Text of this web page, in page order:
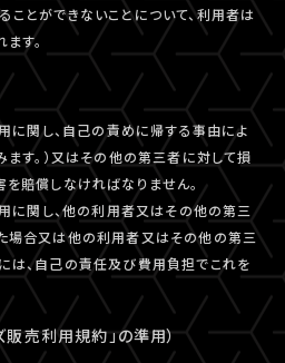
とができないことについて、利用者は
す。
に関し、自己の責めに帰する事由によ
ます。）又はその他の第三者に対して損
賠償しなければなりません。
に関し、他の利用者又はその他の第三
場合又は他の利用者又はその他の第三
は、自己の責任及び費用負担でこれを
売利用規約」の準用）